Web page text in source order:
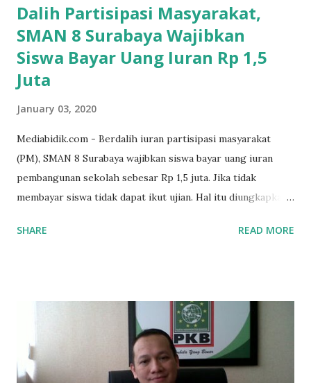
Dalih Partisipasi Masyarakat,
SMAN 8 Surabaya Wajibkan
Siswa Bayar Uang Iuran Rp 1,5
Juta
January 03, 2020
Mediabidik.com - Berdalih iuran partisipasi masyarakat
(PM), SMAN 8 Surabaya wajibkan siswa bayar uang iuran
pembangunan sekolah sebesar Rp 1,5 juta. Jika tidak
membayar siswa tidak dapat ikut ujian. Hal itu diungkapkan
SMAN 8 Jalan Iskandar Muda Surabaya mengatakan, ada
Mujib menambahkan, akhirnya terpaksa ortu nya pinjam
uang tetangga 500 ribu, agar anaknya bisa ikut ujian.
"Kasihan dia sudah tidak punya ayah, ibunya saudara saya,
kerja sebagai pembantu rumah tangga. Tolong dibantu mas,
SHARE READ MORE